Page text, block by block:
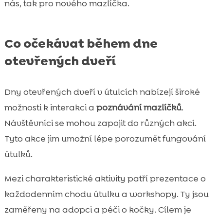
nás, tak pro nového mazlíčka.
Co očekávat během dne
otevřených dveří
Dny otevřených dveří v útulcích nabízejí široké
možnosti k interakci a poznávání mazlíčků.
Návštěvníci se mohou zapojit do různých akcí.
Tyto akce jim umožní lépe porozumět fungování
útulků.
Mezi charakteristické aktivity patří prezentace o
každodenním chodu útulku a workshopy. Ty jsou
zaměřeny na adopci a péči o kočky. Cílem je